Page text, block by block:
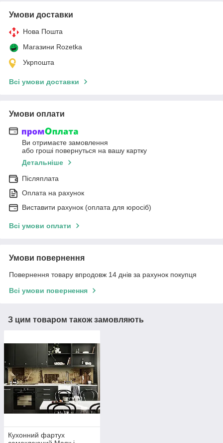
Умови доставки
Нова Пошта
Магазини Rozetka
Укрпошта
Всі умови доставки
Умови оплати
Ви отримаєте замовлення
або гроші повернуться на вашу картку
Детальніше
Післяплата
Оплата на рахунок
Виставити рахунок (оплата для юросіб)
Всі умови оплати
Умови повернення
Повернення товару впродовж 14 днів за рахунок покупця
Всі умови повернення
З цим товаром також замовляють
Кухонний фартух